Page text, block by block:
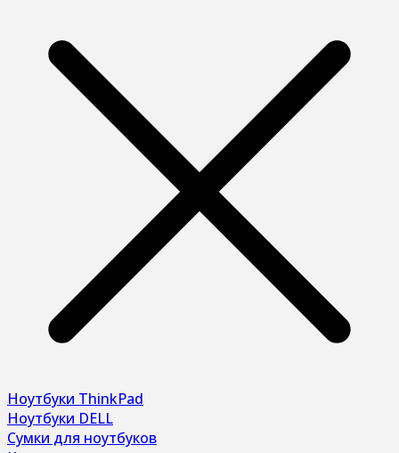
Ноутбуки ThinkPad
Ноутбуки DELL
Сумки для ноутбуков